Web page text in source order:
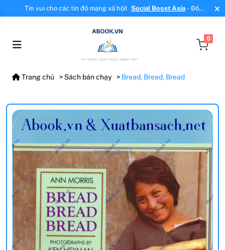
Tin vui cho các tín đồ mạng xã hội! Social Boost Asia- Đối
tác mới, cung cấp dịch vụ tăng tương tác, tăng follow uy tín!
0
Trang chủ Sách bán chạy Bread, Bread, Bread